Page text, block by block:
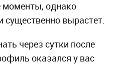
моменты, однако
существенно вырастет.
через сутки после
оказался у вас